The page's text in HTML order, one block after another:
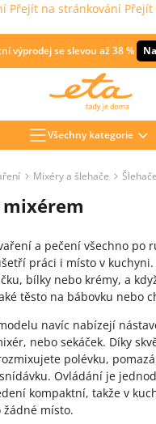
Přejít na stránkování
výprodej se slevou až 38 %
Všechny kategorie
Mixéry a šlehače Šlehače
mixérem
a pečení všechno po
práci i místo v kuchyni.
bílky nebo krémy, a
těsto na bábovku nebo
navíc nabízejí
nebo sekáček. Díky
polévku,
Ovládání je
kompaktní, takže v
žádné místo.